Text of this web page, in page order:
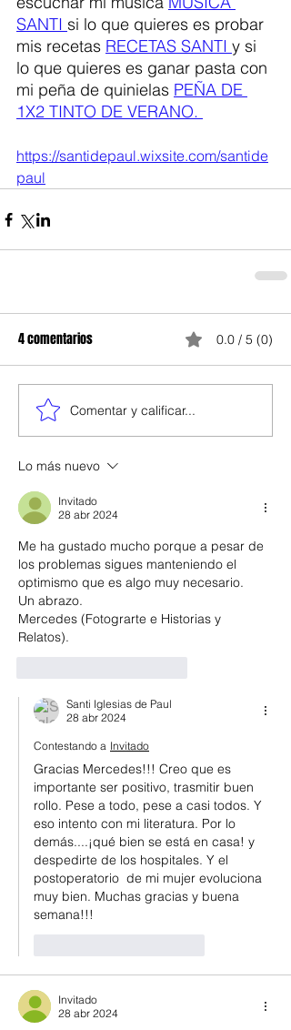
SANTI si lo que quieres es probar
mis recetas RECETAS SANTI y si
lo que quieres es ganar pasta con
mi peña de quinielas PEÑA DE
1X2 TINTO DE VERANO.
https://santidepaul.wixsite.com/santide
paul
4 comentarios 0.0 / 5 (0)
Comentar y calificar...
Lo más nuevo
Invitado
28 abr 2024
Me ha gustado mucho porque a pesar de
los problemas sigues manteniendo el
optimismo que es algo muy necesario.
Un abrazo.
Mercedes (Fotograrte e Historias y
Relatos).
Santi Iglesias de Paul
28 abr 2024
Contestando a Invitado
Gracias Mercedes!!! Creo que es
importante ser positivo, trasmitir buen
rollo. Pese a todo, pese a casi todos. Y
eso intento con mi literatura. Por lo
demás....¡qué bien se está en casa! y
despedirte de los hospitales. Y el
postoperatorio  de mi mujer evoluciona
muy bien. Muchas gracias y buena
semana!!!
Invitado
28 abr 2024